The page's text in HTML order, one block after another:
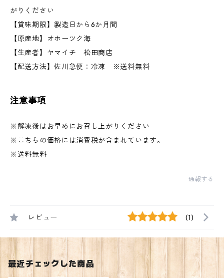
がりください
【賞味期限】製造日から6か月間
【原産地】オホーツク海
【生産者】ヤマイチ 松田商店
【配送方法】佐川急便：冷凍 ※送料無料
注意事項
※解凍後はお早めにお召し上がりください
※こちらの価格には消費税が含まれています。
※送料無料
通報する
レビュー (1)
最近チェックした商品